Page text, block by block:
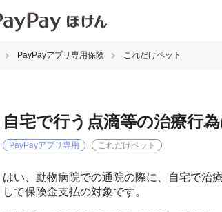
PayPayアプリ専用保険 これだけペット
自宅で行う点滴等の治療行
PayPayアプリ専用 これだけペット
はい、動物病院での通院の際に、自宅で治
して保険金支払の対象です。